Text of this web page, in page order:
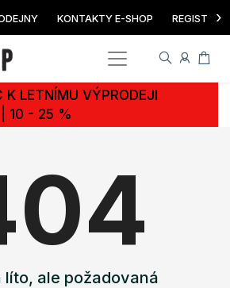
KONTAKTY E-SHOP ›
K LETNÍMU VÝPRODEJI
| 10 - 25 %
líto, ale požadovaná